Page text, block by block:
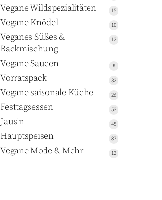
Vegane Wildspezialitäten 1515
Vegane Knödel 1010
Veganes Süßes &
Backmischung
1212
Vegane Saucen 88
Vorratspack 3232
Vegane saisonale Küche 2626
Festtagsessen 5353
Jaus'n 4545
Hauptspeisen 8787
Vegane Mode & Mehr 1212